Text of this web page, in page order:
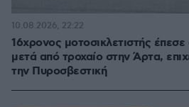
16χρονος μοτοσικλετιστής
μετά από τροχαίο στην Άρτα,
την Πυροσβεστική
10.08.2026, 22:22